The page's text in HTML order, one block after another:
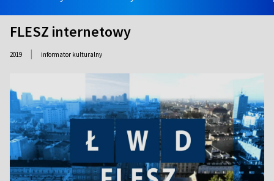
FLESZ internetowy
2019 | informator kulturalny